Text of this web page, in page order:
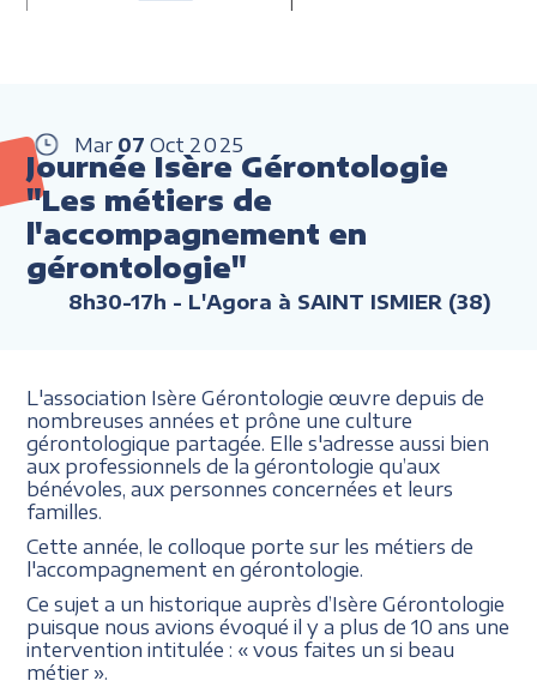
Mar 07 Oct 2025
Journée Isère Gérontologie
"Les métiers de
l'accompagnement en
gérontologie"
8h30-17h - L'Agora à SAINT ISMIER (38)
L'association Isère Gérontologie œuvre depuis de
nombreuses années et prône une culture
gérontologique partagée. Elle s'adresse aussi bien
aux professionnels de la gérontologie qu’aux
bénévoles, aux personnes concernées et leurs
familles.
Cette année, le colloque porte sur les métiers de
l'accompagnement en gérontologie.
Ce sujet a un historique auprès d’Isère Gérontologie
puisque nous avions évoqué il y a plus de 10 ans une
intervention intitulée : « vous faites un si beau
métier ».